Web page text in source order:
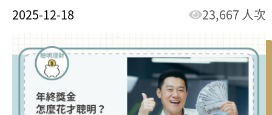
2025-12-18 23,667 人次